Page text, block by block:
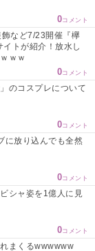
0コメント
飾など7/23開催『欅
トが紹介！放水し
ｗｗ
0コメント
のコスプレについて
0コメント
に放り込んでも全然
0コメント
シャ姿を1億人に見
0コメント
まくるwwwwww